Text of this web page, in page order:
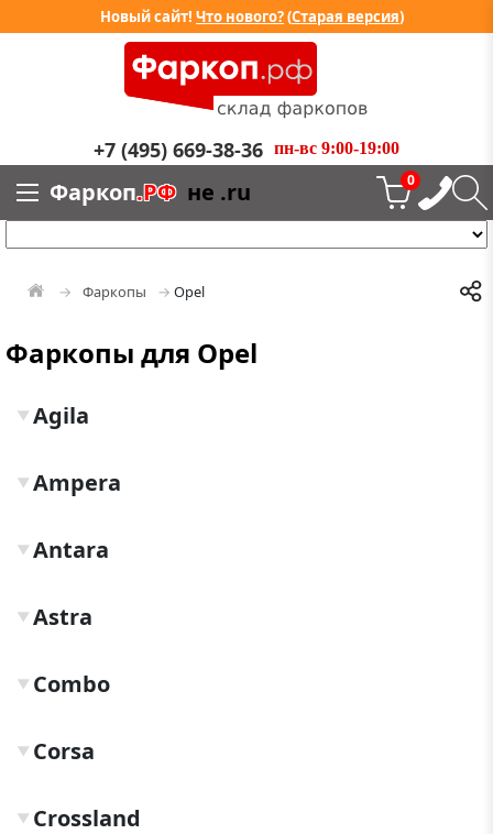
Новый сайт! Что нового?(Старая версия)
+7 (495) 669-38-36 пн-вс 9:00-19:00
Фаркоп.РФ не .ru 0
Фаркопы Opel
Фаркопы для Opel
Agila
▼
Ampera
▼
Antara
▼
Astra
▼
Combo
▼
Corsa
▼
Crossland
▼